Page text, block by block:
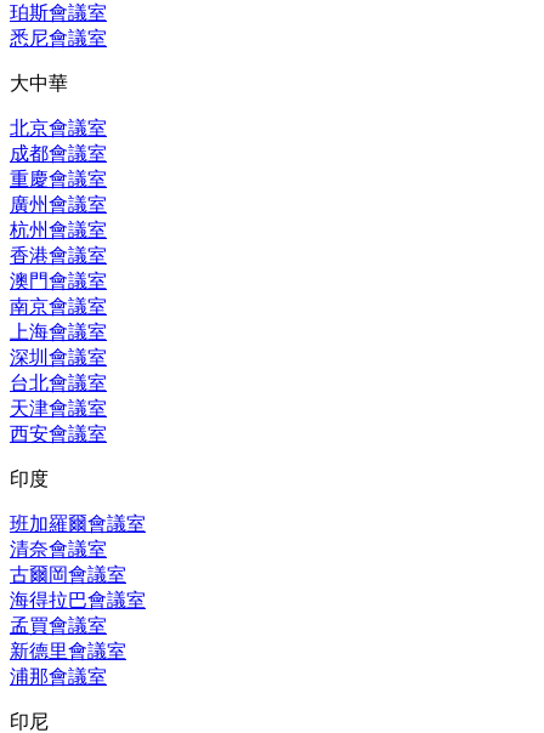
珀斯會議室
悉尼會議室
大中華
北京會議室
成都會議室
重慶會議室
廣州會議室
杭州會議室
香港會議室
澳門會議室
南京會議室
上海會議室
深圳會議室
台北會議室
天津會議室
西安會議室
印度
班加羅爾會議室
清奈會議室
古爾岡會議室
海得拉巴會議室
孟買會議室
新德里會議室
浦那會議室
印尼